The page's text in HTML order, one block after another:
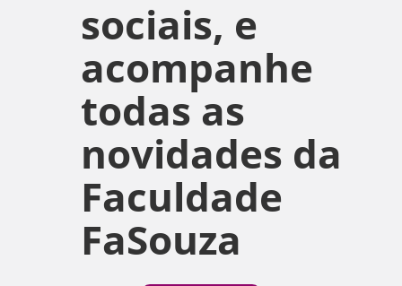
sociais, e
acompanhe
todas as
novidades da
Faculdade
FaSouza